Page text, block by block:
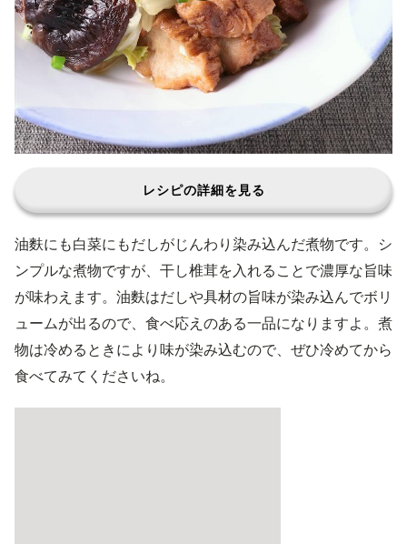
レシピの詳細を見る
油麩にも白菜にもだしがじんわり染み込んだ煮物です。シ
ンプルな煮物ですが、干し椎茸を入れることで濃厚な旨味
が味わえます。油麩はだしや具材の旨味が染み込んでボリ
ュームが出るので、食べ応えのある一品になりますよ。煮
物は冷めるときにより味が染み込むので、ぜひ冷めてから
食べてみてくださいね。